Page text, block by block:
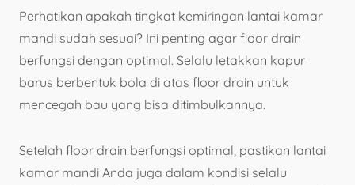
Perhatikan apakah tingkat kemiringan lantai kamar
mandi sudah sesuai? Ini penting agar floor drain
berfungsi dengan optimal. Selalu letakkan kapur
barus berbentuk bola di atas floor drain untuk
mencegah bau yang bisa ditimbulkannya.
Setelah floor drain berfungsi optimal, pastikan lantai
kamar mandi Anda juga dalam kondisi selalu